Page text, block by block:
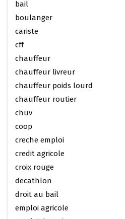
bail
boulanger
cariste
cff
chauffeur
chauffeur livreur
chauffeur poids lourd
chauffeur routier
chuv
coop
creche emploi
credit agricole
croix rouge
decathlon
droit au bail
emploi agricole